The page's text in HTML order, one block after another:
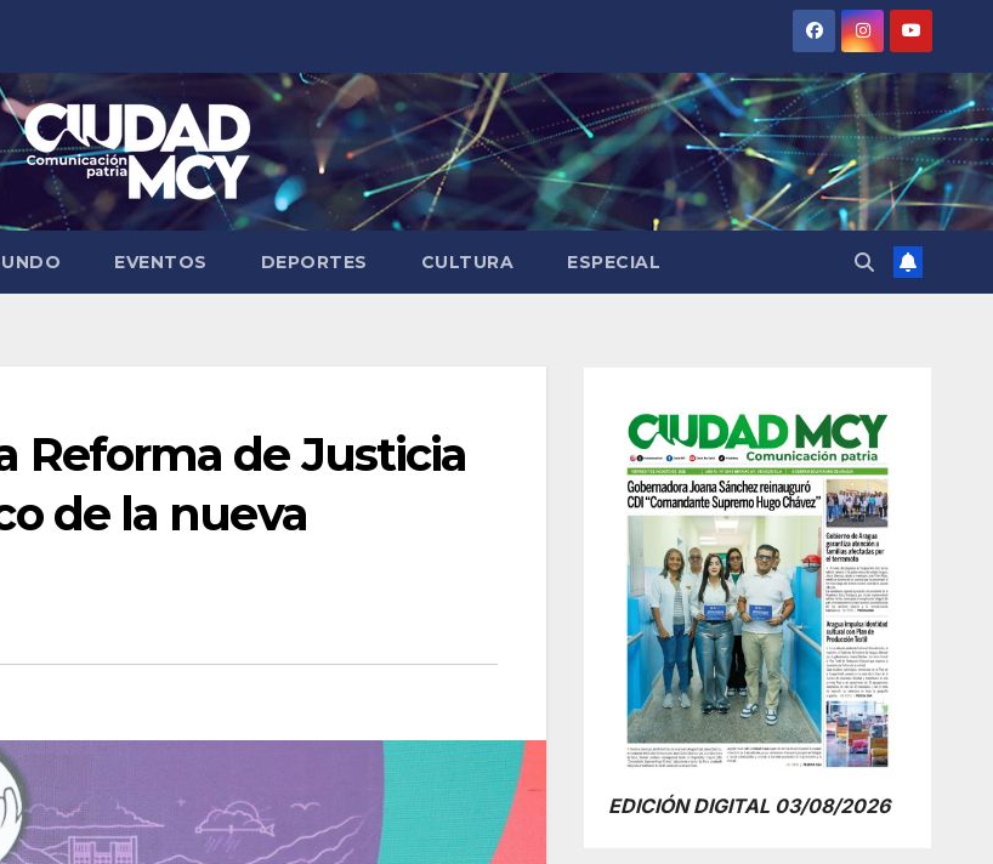
EVENTOS DEPORTES CULTURA ESPECIAL
Reforma de Justicia
de la nueva
EDICIÓN DIGITAL 03/08/2026